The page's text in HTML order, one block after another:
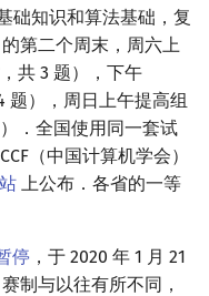
础知识和算法基础，复
第二个周末，周六上
共 3 题），下午
题），周日上午提高组
．全国使用同一套试
（中国计算机学会）
上公布．各省的一等
停 ，于 2020 年 1 月 21
制与以往有所不同，